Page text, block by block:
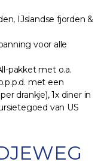
IJslandse fjorden &
voor alle
pakket met o.a.
met een
drankje), 1x diner in
van US